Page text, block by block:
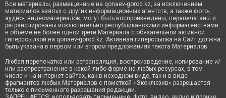
Все материалы, размещенные на qonaev-gorod.kz, за исключением
материалов взятых с других информационных агентств, а также фото-,
аудио-, видеоматериалов, могут быть воспроизведены, перепечатаны и
ретранслированы исключительно республиканскими информагенствами
в объеме не более одной трети Материала с обязательной активной
гиперссылкой на qonaev-gorod.kz. Активная гиперссылка на Сайт должна
быть указана в первом или втором предложениях текста Материалов.
Любая перепечатка или ретрансляция, воспроизведение, копирование и/
или распространение в какой-либо форме на любых ресурсах, в том
числе и на интернет-сайтах, как в исходном виде, так и в виде
фрагментов любых Материалов с пометкой «Эксклюзив» разрешается
только с письменного разрешения редакции.